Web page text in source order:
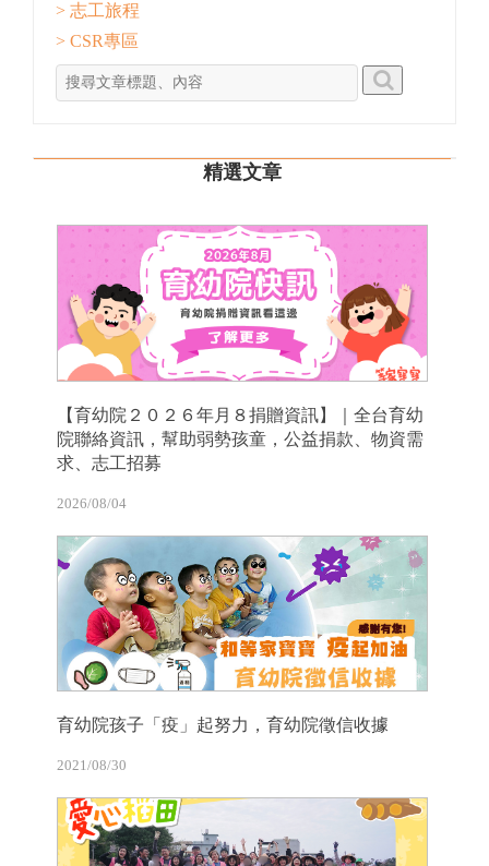
> 志工旅程
> CSR專區
精選文章
【育幼院２０２６年月８捐贈資訊】｜全台育幼
院聯絡資訊，幫助弱勢孩童，公益捐款、物資需
求、志工招募
2026/08/04
育幼院孩子「疫」起努力，育幼院徵信收據
2021/08/30